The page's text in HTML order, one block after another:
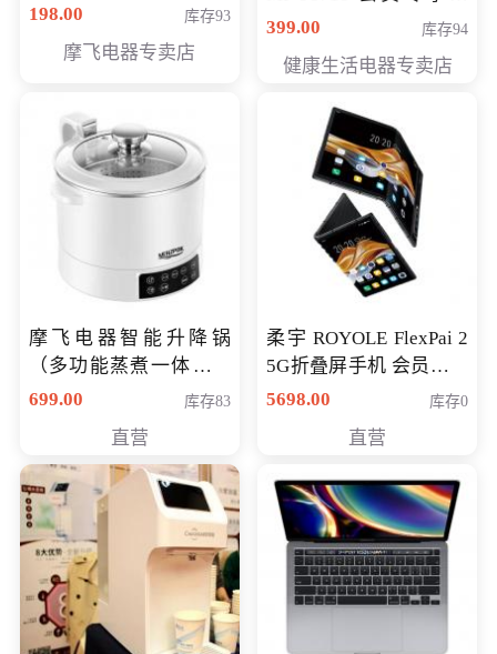
198.00
库存93
摩飞电器专卖店
299元
399.00 库存94
健康生活电器专卖店
摩飞电器智能升降锅
（多功能蒸煮一体锅）
（智能升降养生锅） 会
699.00 库存83
直营
柔宇 ROYOLE FlexPai 2
5G折叠屏手机 会员专享
购买价格 4998元
5698.00 库存0
直营